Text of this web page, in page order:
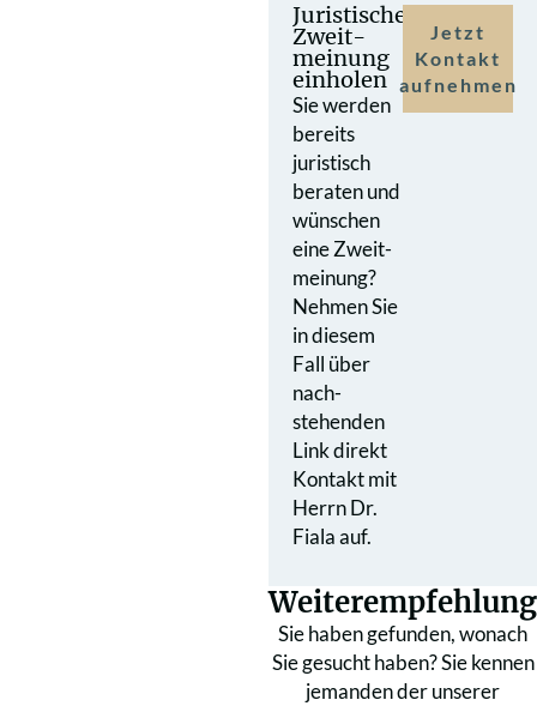
Juristische
Zweit­
meinung
einholen
Sie werden
bereits
juristisch
beraten und
wünschen
eine Zweit­
meinung?
Nehmen Sie
in diesem
Fall über
nach­
stehenden
Link direkt
Kontakt mit
Herrn Dr.
Fiala auf.
Jetzt
Kontakt
aufnehmen
Weiterempfehlung
Sie haben gefunden, wonach
Sie gesucht haben? Sie kennen
jemanden der unserer